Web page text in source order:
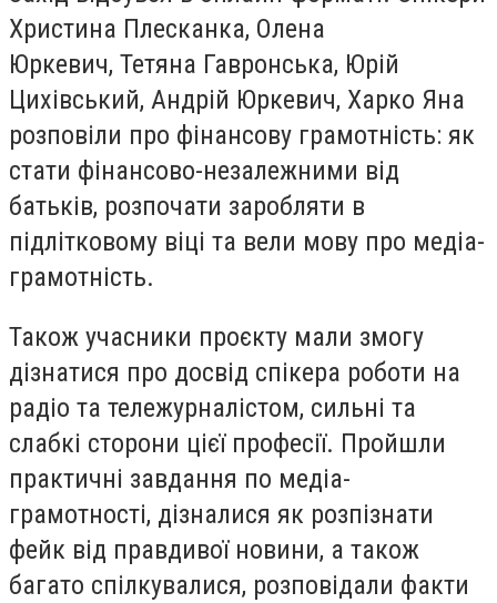
Христина Плесканка, Олена
Юркевич, Тетяна Гавронська, Юрій
Цихівський, Андрій Юркевич, Харко Яна
розповіли про фінансову грамотність: як
стати фінансово-незалежними від
батьків, розпочати заробляти в
підлітковому віці та вели мову про медіа-
грамотність.
Також учасники проєкту мали змогу
дізнатися про досвід спікера роботи на
радіо та тележурналістом, сильні та
слабкі сторони цієї професії. Пройшли
практичні завдання по медіа-
грамотності, дізналися як розпізнати
фейк від правдивої новини, а також
багато спілкувалися, розповідали факти